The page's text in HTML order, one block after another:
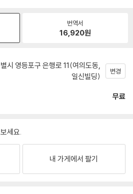
번역서
16,920원
시 영등포구 은행로 11(여의도동,
일신빌딩)
변경
무료
세요.
내 가게에서 팔기